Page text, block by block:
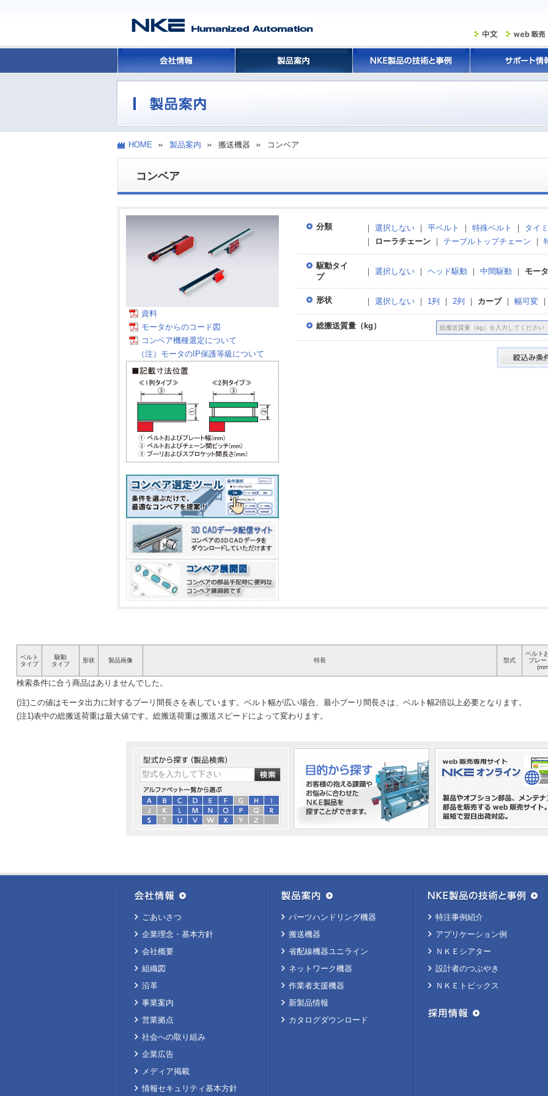
HOME 製品案内 搬送機器 コンベア
コンベア
資料
モータからのコード図
コンベア機種選定について
（注）モータのIP保護等級について
分類 ｜ 選択しない｜ 平ベルト ｜ 特殊ベルト ｜ タイ
｜
ローラチェーン｜ テーブルトップチェーン ｜
駆動タイ
プ
｜ 選択しない｜ ヘッド駆動 ｜ 中間駆動 ｜ モー
形状 ｜ 選択しない｜ 1列 ｜ 2列 ｜ カーブ｜ 幅可変｜
総搬送質量（kg）
ベルト
タイプ
駆動
タイプ
形状 製品画像 特長 型式
ベルト
プレ
検索条件に合う商品はありませんでした。
(注)この値はモータ出力に対するプーリ間長さを表しています。ベルト幅が広い場合、最小プーリ間長さは、ベルト幅2倍以上必要となります。
(注1)表中の総搬送荷重は最大値です。総搬送荷重は搬送スピードによって変わります。
ごあいさつ
企業理念・基本方針
会社概要
組織図
沿革
事業案内
営業拠点
社会への取り組み
企業広告
メディア掲載
情報セキュリティ基本方針
パーツハンドリング機器
搬送機器
省配線機器ユニライン
ネットワーク機器
作業者支援機器
新製品情報
カタログダウンロード
特注事例紹介
アプリケーション例
ＮＫＥシアター
設計者のつぶやき
ＮＫＥトピックス